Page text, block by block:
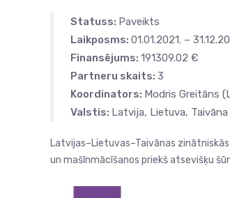
Statuss: Paveikts
Laikposms: 01.01.2021. –
Finansējums: 191309.02 €
Partneru skaits: 3
Koordinators: Modris Greitāns
Valstis: Latvija, Lietuva, Taivāna
Latvijas–Lietuvas–Taivānas
un mašīnmācīšanos priekš atsevišķu